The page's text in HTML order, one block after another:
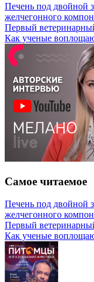
Печень под двойной
желчегонного
Первый
Как ученые
Самое читаемое
Печень под двойной
желчегонного
Первый
Как ученые